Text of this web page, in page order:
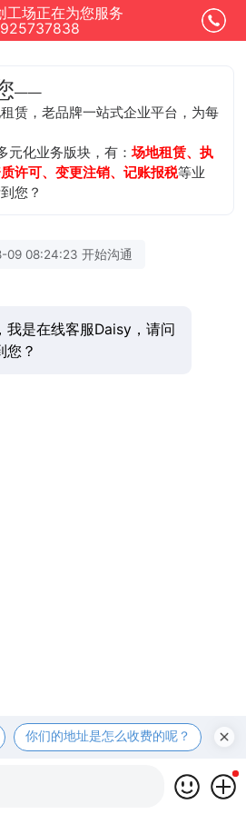
工场正在为您服务
——
赁，老品牌一站式企业平台，为每
元化业务版块，有：场地租赁、执
许可、变更注销、记账报税等业
您？
09 08:24:23 开始沟通
我是在线客服Daisy，请问
您？
你们的地址是怎么收费的呢？ 现